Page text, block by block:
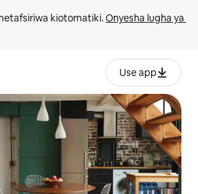
kiotomatiki. Onyesha lugha ya
Use app